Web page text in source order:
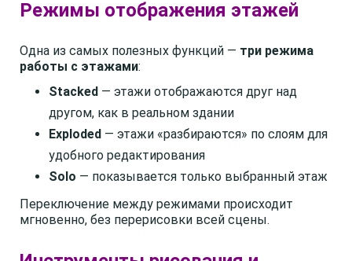
Режимы отображения этажей
Одна из самых полезных функций — три режима
работы с этажами:
Stacked — этажи отображаются друг над
другом, как в реальном здании
Exploded — этажи «разбираются» по слоям для
удобного редактирования
Solo — показывается только выбранный этаж
Переключение между режимами происходит
мгновенно, без перерисовки всей сцены.